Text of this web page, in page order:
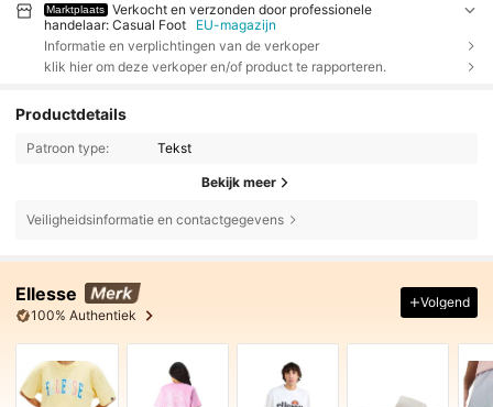
Marktplaats
Verkocht en verzonden door professionele
handelaar: Casual Foot
EU-magazijn
Informatie en verplichtingen van de verkoper
klik hier om deze verkoper en/of product te rapporteren.
Productdetails
Patroon type: Tekst
Bekijk meer
Veiligheidsinformatie en contactgegevens
Ellesse
100% Authentiek
Volgend